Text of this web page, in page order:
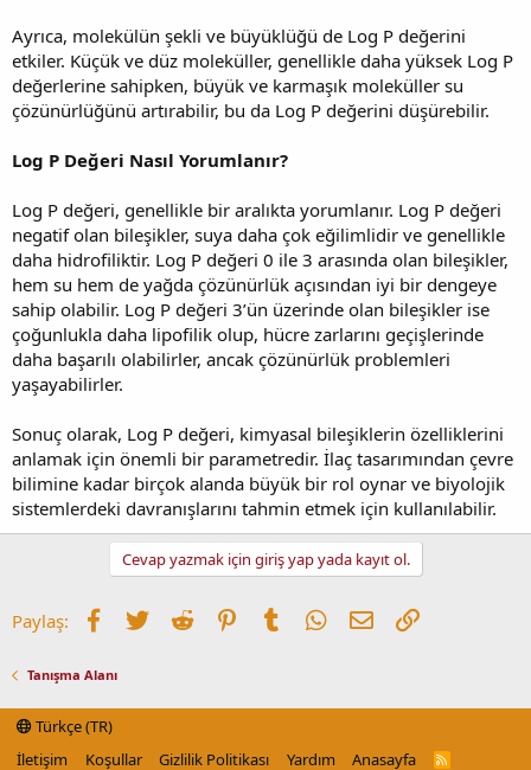
Ayrıca, molekülün şekli ve büyüklüğü de Log P değerini
etkiler. Küçük ve düz moleküller, genellikle daha yüksek Log P
değerlerine sahipken, büyük ve karmaşık moleküller su
çözünürlüğünü artırabilir, bu da Log P değerini düşürebilir.
Log P Değeri Nasıl Yorumlanır?
Log P değeri, genellikle bir aralıkta yorumlanır. Log P değeri
negatif olan bileşikler, suya daha çok eğilimlidir ve genellikle
daha hidrofiliktir. Log P değeri 0 ile 3 arasında olan bileşikler,
hem su hem de yağda çözünürlük açısından iyi bir dengeye
sahip olabilir. Log P değeri 3’ün üzerinde olan bileşikler ise
çoğunlukla daha lipofilik olup, hücre zarlarını geçişlerinde
daha başarılı olabilirler, ancak çözünürlük problemleri
yaşayabilirler.
Sonuç olarak, Log P değeri, kimyasal bileşiklerin özelliklerini
anlamak için önemli bir parametredir. İlaç tasarımından çevre
bilimine kadar birçok alanda büyük bir rol oynar ve biyolojik
sistemlerdeki davranışlarını tahmin etmek için kullanılabilir.
Cevap yazmak için giriş yap yada kayıt ol.
Paylaş: Facebook
TwitterReddit PinterestTumblrWhatsApp
E-postaLink
Tanışma Alanı
Türkçe (TR)
İletişim
Koşullar Gizlilik Politikası Yardım Anasayfa
R